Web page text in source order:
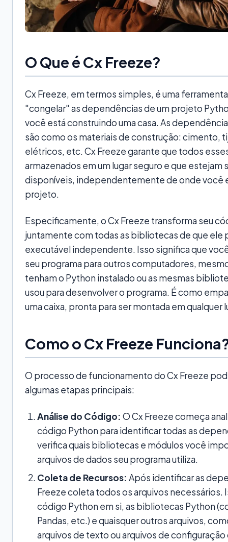
O Que é Cx Freeze?
Cx Freeze, em termos simples, é uma
"congelar" as dependências de um projeto
você está construindo uma casa. As
são como os materiais de construção: cimento,
elétricos, etc. Cx Freeze garante que todos
armazenados em um lugar seguro e que estejam
disponíveis, independentemente de onde você
projeto.
Especificamente, o Cx Freeze transforma seu
juntamente com todas as bibliotecas de que ele
executável independente. Isso significa que
seu programa para outros computadores,
tenham o Python instalado ou as mesmas
usou para desenvolver o programa. É como
uma caixa, pronta para ser montada em qualquer
Como o Cx Freeze
O processo de funcionamento do Cx Freeze
algumas etapas principais:
Análise do Código: O Cx Freeze começa
código Python para identificar todas as
verifica quais bibliotecas e módulos você
arquivos de dados seu programa utiliza.
Coleta de Recursos: Após identificar as
Freeze coleta todos os arquivos necessários.
código Python em si, as bibliotecas Python
Pandas, etc.) e quaisquer outros arquivos,
arquivos de texto ou arquivos de